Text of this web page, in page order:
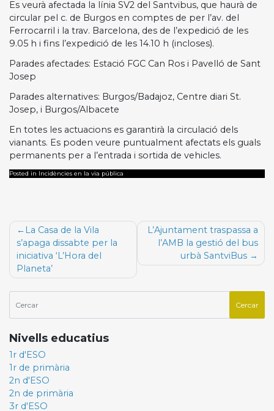
Es veurà afectada la línia SV2 del Santvibus, que haurà de
circular pel c. de Burgos en comptes de per l’av. del
Ferrocarril i la trav. Barcelona, des de l’expedició de les
9.05 h i fins l’expedició de les 14.10 h (incloses).
Parades afectades: Estació FGC Can Ros i Pavelló de Sant
Josep
Parades alternatives: Burgos/Badajoz, Centre diari St.
Josep, i Burgos/Albacete
En totes les actuacions es garantirà la circulació dels
vianants. Es poden veure puntualment afectats els guals
permanents per a l’entrada i sortida de vehicles.
Posted in Incidències en la via pública
Navegació
d'entrades
La Casa de la Vila
s’apaga dissabte per la
iniciativa ‘L’Hora del
Planeta’
L’Ajuntament traspassa a
l’AMB la gestió del bus
urbà SantviBus
Nivells educatius
1r d'ESO
1r de primària
2n d'ESO
2n de primària
3r d'ESO